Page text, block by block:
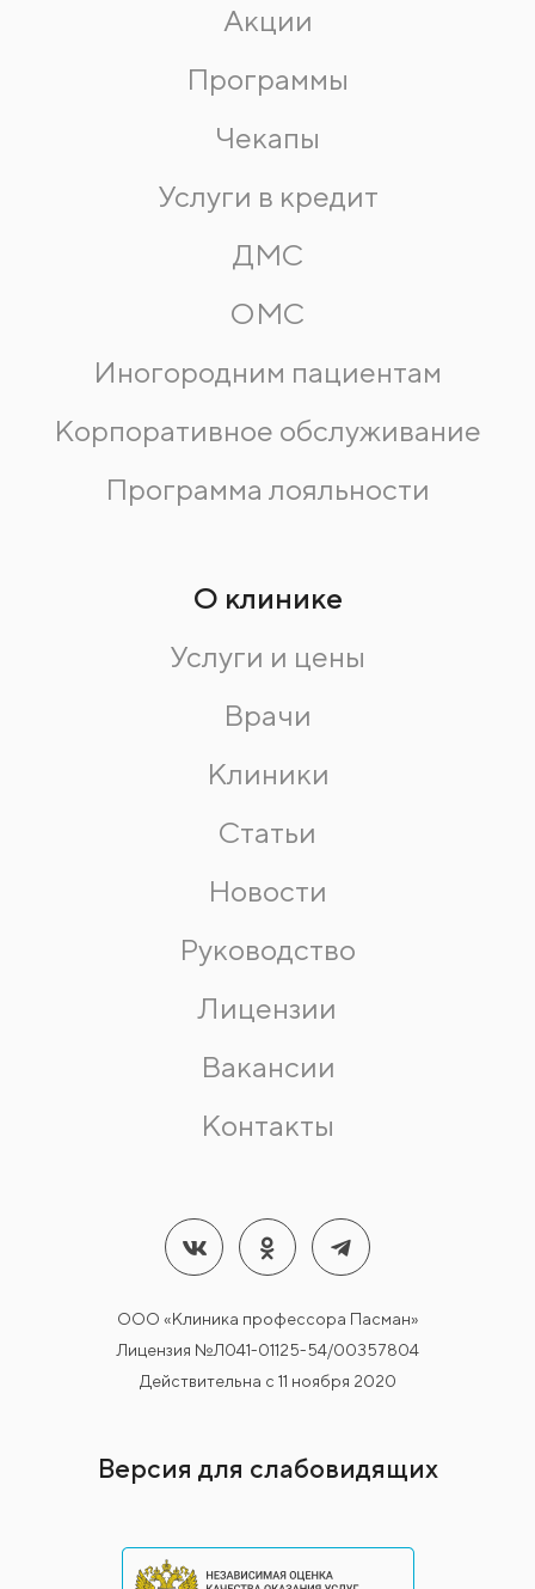
Акции
Программы
Чекапы
Услуги в кредит
ДМС
ОМС
Иногородним пациентам
Корпоративное обслуживание
Программа лояльности
О клинике
Услуги и цены
Врачи
Клиники
Статьи
Новости
Руководство
Лицензии
Вакансии
Контакты
ООО «Клиника профессора Пасман»
Лицензия №Л041-01125-54/00357804
Действительна с 11 ноября 2020
Версия для слабовидящих